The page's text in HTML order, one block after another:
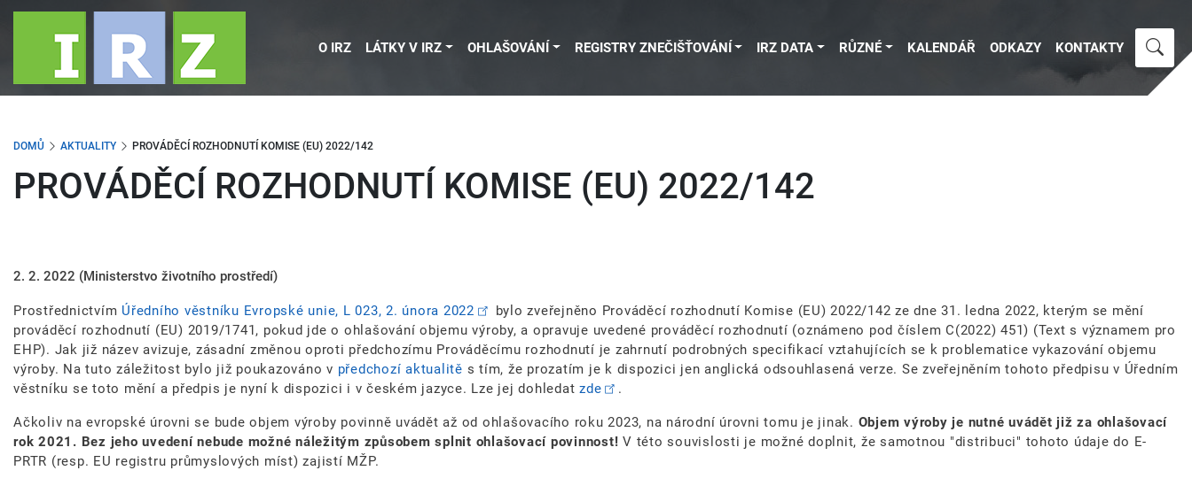
Přejít
O IRZ LÁTKY V IRZ OHLAŠOVÁNÍ REGISTRY ZNEČIŠŤOVÁNÍ IRZ DATA RŮZNÉ KALENDÁŘ ODKAZY KONTAKTY
DOMŮ AKTUALITY PROVÁDĚCÍ ROZHODNUTÍ KOMISE (EU) 2022/142
PROVÁDĚCÍ ROZHODNUTÍ KOMISE (EU) 2022/142
2. 2. 2022 (Ministerstvo životního prostředí)
Prostřednictvím Úředního věstníku Evropské unie, L 023, 2. února 2022
bylo zveřejněno Prováděcí rozhodnutí Komise (EU) 2022/142 ze dne 31. ledna 2022, kterým se mění
prováděcí rozhodnutí (EU) 2019/1741, pokud jde o ohlašování objemu výroby, a opravuje uvedené prováděcí rozhodnutí (oznámeno pod číslem C(2022) 451) (Text s významem pro
EHP). Jak již název avizuje, zásadní změnou oproti předchozímu Prováděcímu rozhodnutí je zahrnutí podrobných specifikací vztahujících se k problematice vykazování objemu
výroby. Na tuto záležitost bylo již poukazováno v předchozí aktualitě s tím, že prozatím je k dispozici jen anglická odsouhlasená verze. Se zveřejněním tohoto předpisu v Úředním
věstníku se toto mění a předpis je nyní k dispozici i v českém jazyce. Lze jej dohledat zde .
Ačkoliv na evropské úrovni se bude objem výroby povinně uvádět až od ohlašovacího roku 2023, na národní úrovni tomu je jinak. Objem výroby je nutné uvádět již za ohlašovací
rok 2021. Bez jeho uvedení nebude možné náležitým způsobem splnit ohlašovací povinnost! V této souvislosti je možné doplnit, že samotnou "distribuci" tohoto údaje do E-
PRTR (resp. EU registru průmyslových míst) zajistí MŽP.